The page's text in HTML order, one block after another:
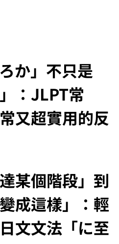
ろか」不只是
」：JLPT常
又超實用的反
某個階段」到
變成這樣」：輕
文文法「に至